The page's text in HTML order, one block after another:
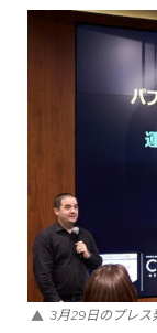
3月29日のプレス